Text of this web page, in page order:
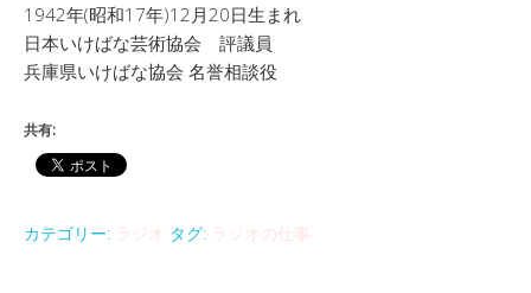
1942年(昭和17年)12月20日生まれ
日本いけばな芸術協会 評議員
兵庫県いけばな協会 名誉相談役
共有:
カテゴリー: ラジオ タグ: ラジオの仕事